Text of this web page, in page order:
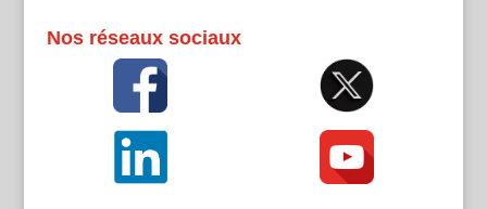
Nos réseaux sociaux